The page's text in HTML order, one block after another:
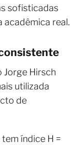
sofisticadas
acadêmica real.
Hirsch
utilizada
de
índice H =